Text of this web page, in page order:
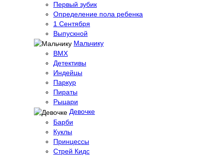
Первый зубик
Определение пола ребенка
1 Сентября
Выпускной
Мальчику
BMX
Детективы
Индейцы
Паркур
Пираты
Рыцари
Девочке
Барби
Куклы
Принцессы
Стрей Кидс